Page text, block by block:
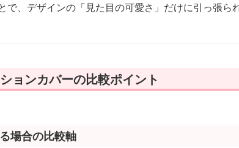
で、デザインの「見た目の可愛さ」だけに引っ張ら
ョンカバーの比較ポイント
場合の比較軸